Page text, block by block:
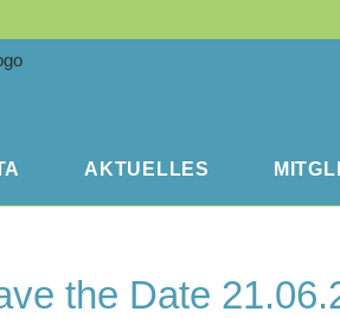
AKTUELLES
the Date